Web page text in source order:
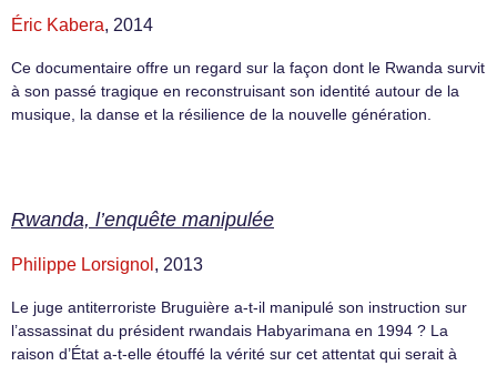
Éric Kabera, 2014
Ce documentaire offre un regard sur la façon dont le Rwanda survit
à son passé tragique en reconstruisant son identité autour de la
musique, la danse et la résilience de la nouvelle génération.
Rwanda, l’enquête manipulée
Philippe Lorsignol , 2013
Le juge antiterroriste Bruguière a-t-il manipulé son instruction sur
l’assassinat du président rwandais Habyarimana en 1994 ? La
raison d’État a-t-elle étouffé la vérité sur cet attentat qui serait à